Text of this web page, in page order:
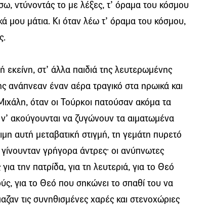
ντύνοντάς το με λέξες, τ’ όραμα του κόσμου
μου μάτια. Κι όταν λέω τ’ όραμα του κόσμου,
εκείνη, στ’ άλλα παιδιά της λευτερωμένης
ανάπνεαν έναν αέρα τραγικό στα ηρωικά και
όταν οι Τούρκοι πατούσαν ακόμα τα
ακούγουνται να ζυγώνουν τα αιματωμένα
αυτή μεταβατική στιγμή, τη γεμάτη πυρετό
γρήγορα άντρες· οι ανύπνωτες
την πατρίδα, για τη λευτεριά, για το Θεό
για το Θεό που σηκώνει το σπαθί του να
τις συνηθισμένες χαρές και στενοχώριες